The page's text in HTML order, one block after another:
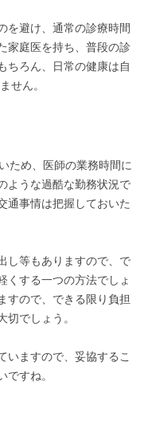
を避け、通常の診療時間
家庭医を持ち、普段の診
ちろん、日常の健康は自
せん。
ため、医師の業務時間に
ような過酷な勤務状況で
通事情は把握しておいた
し等もありますので、で
くする一つの方法でしょ
すので、できる限り負担
切でしょう。
いますので、妥協するこ
ですね。